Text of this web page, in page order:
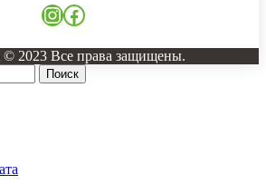
Instagram
Facebook
© 2023 Все права защищены.
Поиск